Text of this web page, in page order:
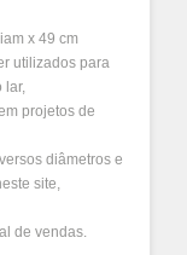
x 49 cm
utilizados para
lar,
projetos de
diâmetros e
site,
de vendas.